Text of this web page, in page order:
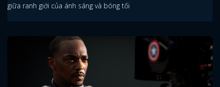
giữa ranh giới của ánh sáng và bóng tối